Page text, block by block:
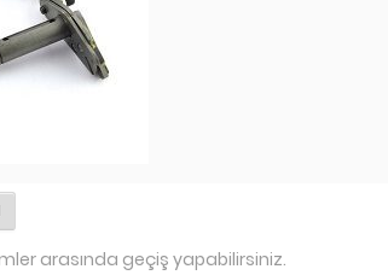
arasında geçiş yapabilirsiniz.